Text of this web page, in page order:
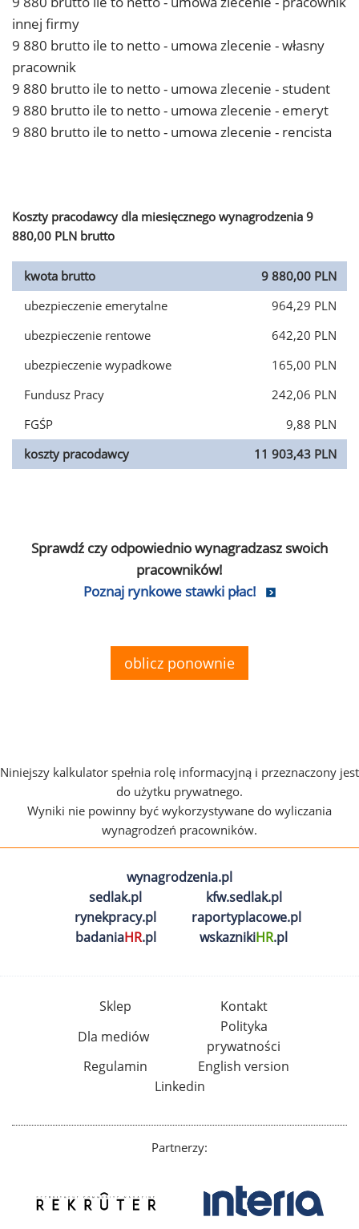
innej firmy
9 880 brutto ile to netto - umowa zlecenie - własny
pracownik
9 880 brutto ile to netto - umowa zlecenie - student
9 880 brutto ile to netto - umowa zlecenie - emeryt
9 880 brutto ile to netto - umowa zlecenie - rencista
Koszty pracodawcy dla miesięcznego wynagrodzenia 9
880,00 PLN brutto
kwota brutto
9 880,00 PLN
ubezpieczenie emerytalne
964,29 PLN
ubezpieczenie rentowe
642,20 PLN
ubezpieczenie wypadkowe
165,00 PLN
Fundusz Pracy
242,06 PLN
FGŚP
9,88 PLN
koszty pracodawcy
11 903,43 PLN
Sprawdź czy odpowiednio wynagradzasz swoich
pracowników!
Poznaj rynkowe stawki płac!
oblicz ponownie
Niniejszy kalkulator spełnia rolę informacyjną i przeznaczony jest
do użytku prywatnego.
Wyniki nie powinny być wykorzystywane do wyliczania
wynagrodzeń pracowników.
wynagrodzenia.pl
sedlak.pl
kfw.sedlak.pl
rynekpracy.pl
raportyplacowe.pl
badaniaHR.pl wskaznikiHR.pl
Sklep
Kontakt
Dla mediów
Polityka
prywatności
Regulamin
English version
Linkedin
Partnerzy: